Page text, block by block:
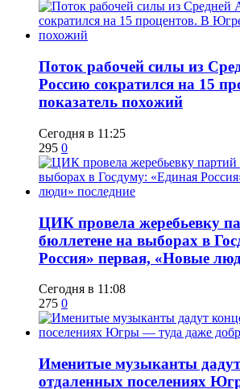
Поток рабочей силы из
Россию сократился на 15
показатель похожий
Сегодня в 11:25
295 0
ЦИК провела жеребьевку
бюллетене на выборах в
Россия» первая, «Новые
Сегодня в 11:08
275 0
Именитые музыканты
отдаленных поселениях